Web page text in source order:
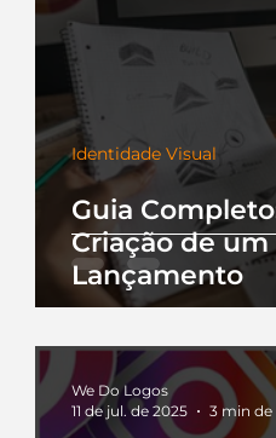
Guia
Criação de
Lançamento
Identidade Visual
We Do Logos
11 de jul. de 2025
3 min de